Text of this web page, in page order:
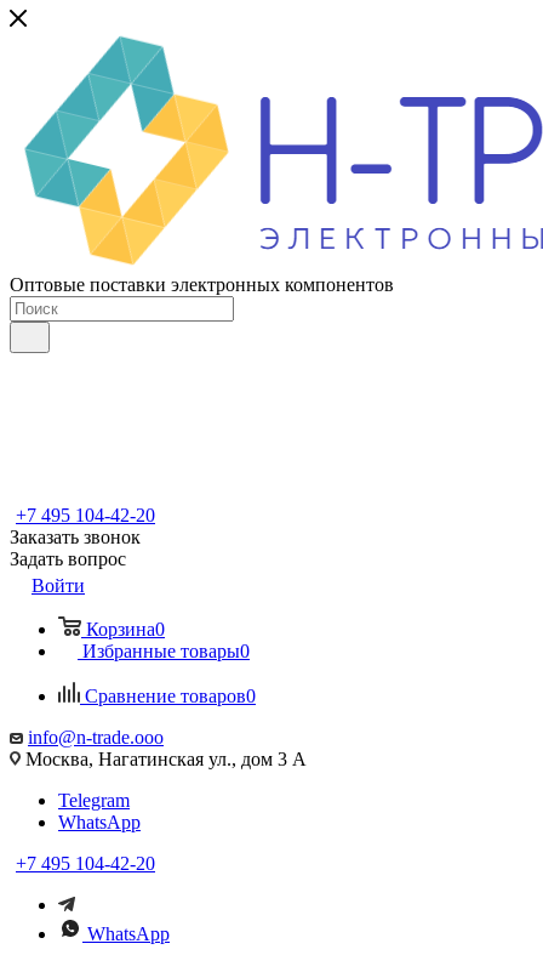
Оптовые поставки электронных компонентов
+7 495 104-42-20
Заказать звонок
Задать вопрос
Войти
Корзина0
Избранные товары0
Сравнение товаров0
info@n-trade.ooo
Москва, Нагатинская ул., дом 3 А
Telegram
WhatsApp
+7 495 104-42-20
WhatsApp